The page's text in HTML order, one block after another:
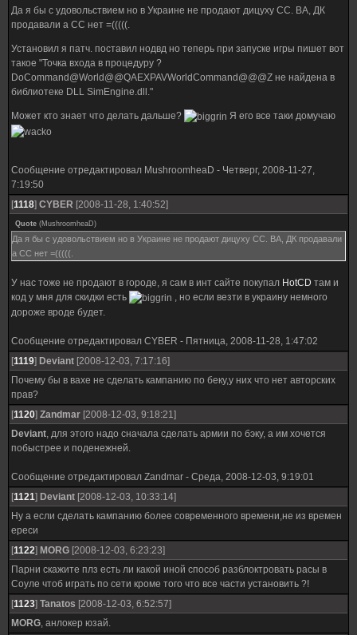
Да я бы с удовольствием но в Украине не продают дицуху СС. ВА, ДК
продавали а СС нет =(((((.
Установил я патч. поставил нодвд но теперь при запуске игры пишет вот
такое "Точка входа в процедуру ?
DoCommand@World@@QAEXPAVWorldCommand@@@Z не найдена в
библиотеке DLL SimEngine.dll."
Может кто знает что делать дальше? Я его все таки домучаю
Сообщение отредактировал MushroomheaD - Четверг, 2008-11-27,
7:19:50
[1118] CYBER [2008-11-28, 1:40:52]
Quote (MushroomheaD)
Да я бы с удовольствием но в Украине не продают дицуху СС. ВА, ДК продавали
а СС нет =(((((.
У нас тоже не продают в городе, я сам в инт сайте покупал HotCD там и
код у мня для скидки есть
, но если везти в украину немного
дороже вроде будет.
Сообщение отредактировал CYBER - Пятница, 2008-11-28, 1:47:02
[1119] Deviant [2008-12-03, 7:17:16]
Почему бы в вахе не сделать кампанию по беку,у них что нет авторских
прав?
[1120] Zandmar [2008-12-03, 9:18:21]
Deviant, для этого надо сначала сделать армии по бэку, а им хочется
побыстрее и поденежней.
Сообщение отредактировал Zandmar - Среда, 2008-12-03, 9:19:01
[1121] Deviant [2008-12-03, 10:33:14]
Ну а если сделать кампанию более современного времени,не из времен
ереси
[1122] MORG [2008-12-03, 6:23:23]
Парни скажите плз есть ли какой иной способ разблоктровать расы в
Соуле чтоб играть по сети кроме того что все части установить ?!
[1123] Tanatos [2008-12-03, 6:52:57]
MORG, анлокер юзай.